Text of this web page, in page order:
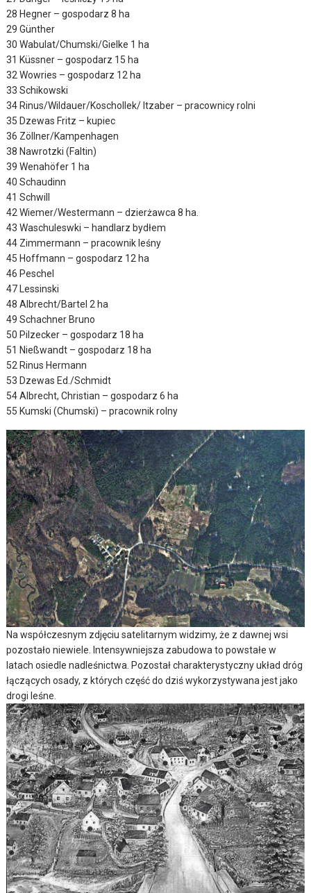
28 Hegner – gospodarz 8 ha
29 Günther
30 Wabulat/Chumski/Gielke 1 ha
31 Küssner – gospodarz 15 ha
32 Wowries – gospodarz 12 ha
33 Schikowski
34 Rinus/Wildauer/Koschollek/ Itzaber – pracownicy rolni
35 Dzewas Fritz – kupiec
36 Zöllner/Kampenhagen
38 Nawrotzki (Faltin)
39 Wenahöfer 1 ha
40 Schaudinn
41 Schwill
42 Wiemer/Westermann – dzierżawca 8 ha.
43 Waschuleswki – handlarz bydłem
44 Zimmermann – pracownik leśny
45 Hoffmann – gospodarz 12 ha
46 Peschel
47 Lessinski
48 Albrecht/Bartel 2 ha
49 Schachner Bruno
50 Pilzecker – gospodarz 18 ha
51 Nießwandt – gospodarz 18 ha
52 Rinus Hermann
53 Dzewas Ed./Schmidt
54 Albrecht, Christian – gospodarz 6 ha
55 Kumski (Chumski) – pracownik rolny
Na współczesnym zdjęciu satelitarnym widzimy, że z dawnej wsi
pozostało niewiele. Intensywniejsza zabudowa to powstałe w
latach osiedle nadleśnictwa. Pozostał charakterystyczny układ dróg
łączących osady, z których część do dziś wykorzystywana jest jako
drogi leśne.